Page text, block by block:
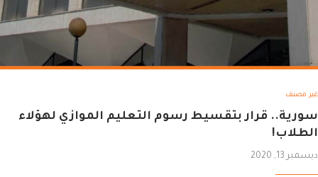
غير مصنف
سورية.. قرار بتقسيط رسوم التعليم الموازي لهؤلاء
الطلاب!
ديسمبر 13, 2020